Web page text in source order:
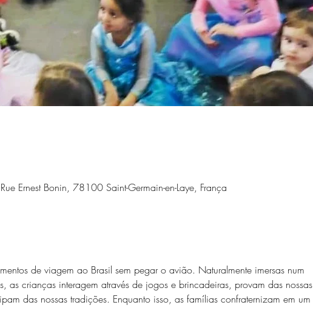
Ernest Bonin, 78100 Saint-Germain-en-Laye, França
de viagem ao Brasil sem pegar o avião. Naturalmente imersas num
as crianças interagem através de jogos e brincadeiras, provam das nossas
das nossas tradições. Enquanto isso, as famílias confraternizam em um